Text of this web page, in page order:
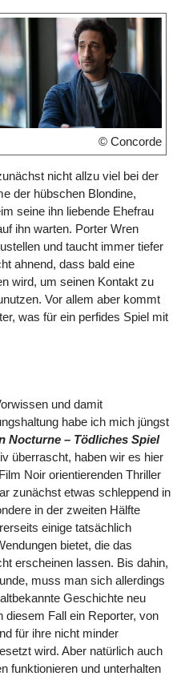
© Concorde
nicht allzu viel bei der
der hübschen Blondine,
seine ihn liebende Ehefrau
ihn warten. Porter Wren
und taucht immer tiefer
ahnend, dass bald eine
wird, um seinen Kontakt zu
Vor allem aber kommt
was für ein perfides Spiel mit
und damit
habe ich mich jüngst
Nocturne – Tödliches Spiel
überrascht, haben wir es hier
Noir orientierenden Thriller
zunächst etwas schleppend in
in der zweiten Hälfte
einige tatsächlich
bietet, die das
erscheinen lassen. Bis dahin,
muss man sich allerdings
Geschichte neu
diesem Fall ein Reporter, von
für ihre nicht minder
wird. Aber natürlich auch
funktionieren und unterhalten